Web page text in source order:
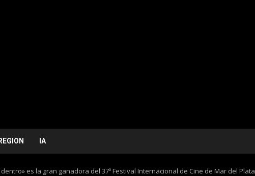
REGION IA
es la gran ganadora del 37º Festival Internacional de Cine de Mar del Plata